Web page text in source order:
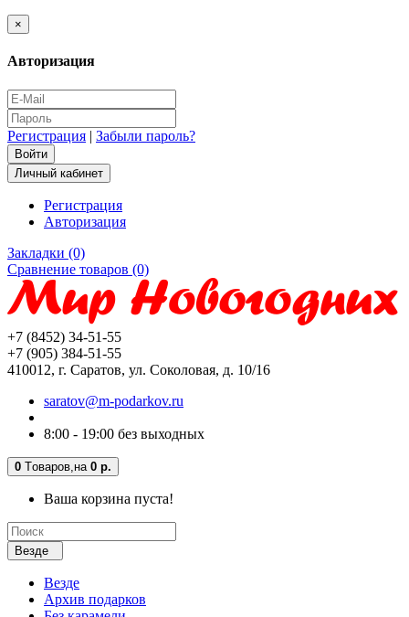
×
Авторизация
Регистрация | Забыли пароль?
Личный кабинет
Регистрация
Авторизация
Закладки (0)
Сравнение товаров (0)
+7 (8452) 34-51-55
+7 (905) 384-51-55
410012, г. Саратов, ул. Соколовая, д. 10/16
saratov@m-podarkov.ru
8:00 - 19:00 без выходных
0 Tоваров, на 0 р.
Ваша корзина пуста!
Везде
Везде
Архив подарков